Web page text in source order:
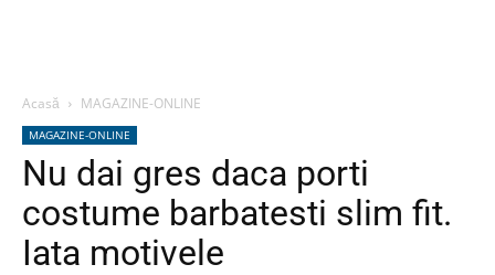
Acasă MAGAZINE-ONLINE
MAGAZINE-ONLINE
Nu dai gres daca porti
costume barbatesti slim fit.
Iata motivele